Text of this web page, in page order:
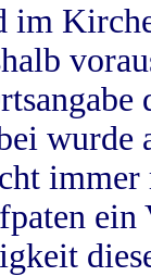
im
wurde